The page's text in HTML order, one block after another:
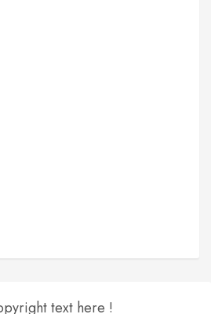
text here !